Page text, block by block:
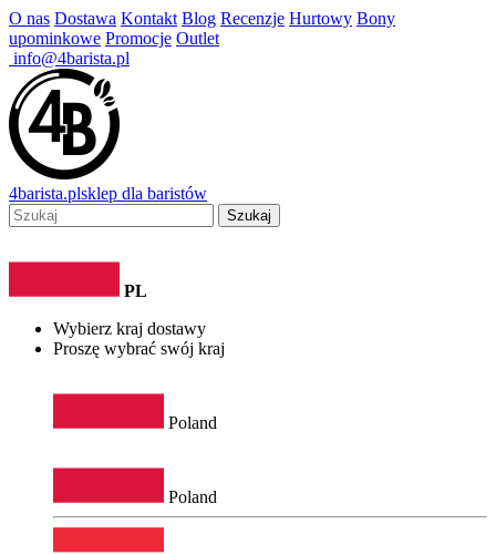
O nas Dostawa Kontakt Blog Recenzje Hurtowy Bony
upominkowe Promocje Outlet
info@4barista.pl
4barista.plsklep dla baristów
Szukaj
PL
Wybierz kraj dostawy
Proszę wybrać swój kraj
Poland
Poland